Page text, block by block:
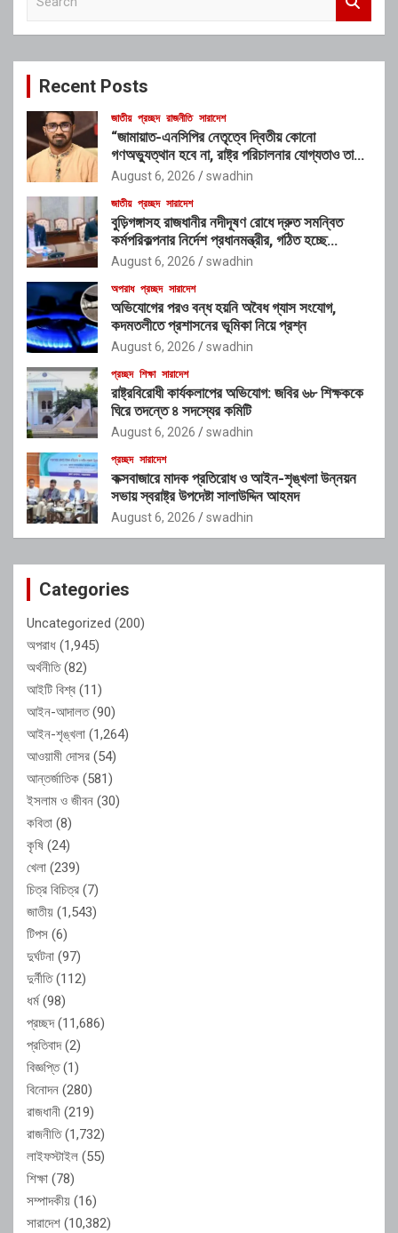
c
Recent Posts
জাতীয় প্রচ্ছদ রাজনীতি সারাদেশ
“জামায়াত-এনসিপির নেতৃত্বে দ্বিতীয় কোনো
গণঅভ্যুত্থান হবে না, রাষ্ট্র পরিচালনার যোগ্যতাও তাদের
নেই”: রাশেদ খাঁনের
August 6, 2026 swadhin
জাতীয় প্রচ্ছদ সারাদেশ
বুড়িগঙ্গাসহ রাজধানীর নদীদূষণ রোধে দ্রুত সমন্বিত
কর্মপরিকল্পনার নির্দেশ প্রধানমন্ত্রীর, গঠিত হচ্ছে
আন্তঃসংস্থা সমন্বয় কমিটি
August 6, 2026 swadhin
অপরাধ প্রচ্ছদ সারাদেশ
অভিযোগের পরও বন্ধ হয়নি অবৈধ গ্যাস সংযোগ,
কদমতলীতে প্রশাসনের ভূমিকা নিয়ে প্রশ্ন
August 6, 2026 swadhin
প্রচ্ছদ শিক্ষা সারাদেশ
রাষ্ট্রবিরোধী কার্যকলাপের অভিযোগ: জবির ৬৮ শিক্ষককে
ঘিরে তদন্তে ৪ সদস্যের কমিটি
August 6, 2026 swadhin
প্রচ্ছদ সারাদেশ
কক্সবাজারে মাদক প্রতিরোধ ও আইন-শৃঙ্খলা উন্নয়ন
সভায় স্বরাষ্ট্র উপদেষ্টা সালাউদ্দিন আহমদ
August 6, 2026 swadhin
Categories
Uncategorized (200)
অপরাধ (1,945)
অর্থনীতি(82)
আইটি বিশ্ব (11)
আইন-আদালত(90)
আইন-শৃঙ্খলা (1,264)
আওয়ামী দোসর (54)
আন্তর্জাতিক (581)
ইসলাম ও জীবন (30)
কবিতা (8)
কৃষি (24)
খেলা (239)
চিত্র বিচিত্র (7)
জাতীয় (1,543)
টিপস (6)
দুর্ঘটনা (97)
দুর্নীতি(112)
ধর্ম(98)
প্রচ্ছদ(11,686)
প্রতিবাদ(2)
বিজ্ঞপ্তি(1)
বিনোদন (280)
রাজধানী (219)
রাজনীতি(1,732)
লাইফস্টাইল (55)
শিক্ষা (78)
সম্পাদকীয় (16)
সারাদেশ (10,382)